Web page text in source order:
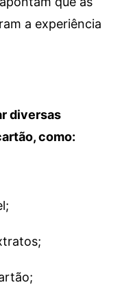
a experiência
diversas
como: